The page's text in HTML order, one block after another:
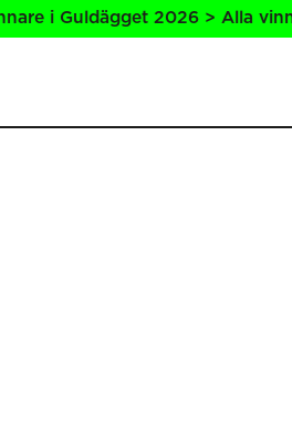
Guldägget 2026 > Alla